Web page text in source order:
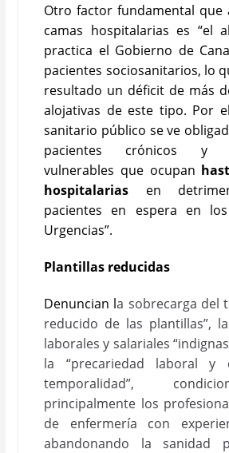
Otro factor fundamental que
camas hospitalarias es “el
practica el Gobierno de
pacientes sociosanitarios, lo
resultado un déficit de más
alojativas de este tipo. Por
sanitario público se ve
pacientes crónicos y
vulnerables que ocupan
hospitalarias en
pacientes en espera en
Urgencias”.
Plantillas reducidas
Denuncian la sobrecarga del
reducido de las plantillas”,
laborales y salariales
la “precariedad laboral
temporalidad”,
principalmente los
de enfermería con
abandonando la sanidad